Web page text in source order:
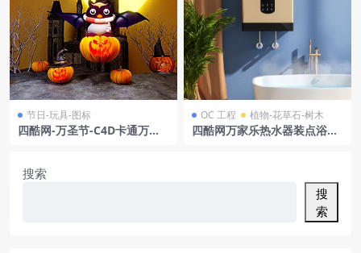
节日-玩具-图标
四酷网-万圣节-C4D卡通万圣
OC 工程 植物-花草石-树木
四酷网万家乐热水器装点浴室,
搜索
搜
索